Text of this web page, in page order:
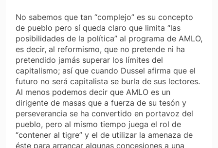
No sabemos que tan “complejo” es su concepto
de pueblo pero sí queda claro que limita “las
posibilidades de la política” al programa de AMLO,
es decir, al reformismo, que no pretende ni ha
pretendido jamás superar los límites del
capitalismo; así que cuando Dussel afirma que el
futuro no será capitalista se burla de sus lectores.
Al menos podemos decir que AMLO es un
dirigente de masas que a fuerza de su tesón y
perseverancia se ha convertido en portavoz del
pueblo, pero al mismo tiempo juega el rol de
“contener al tigre” y el de utilizar la amenaza de
éste para arrancar algunas concesiones a una